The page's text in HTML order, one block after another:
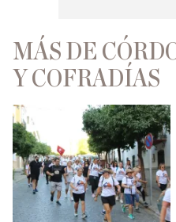
MÁS DE
Y COFRADÍAS